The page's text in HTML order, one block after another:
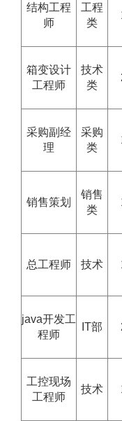
结构工程
师
工程
类
箱变设计
工程师
技术
类
采购副经
理
采购
类
销售策划
销售
类
总工程师 技术
java开发工
程师
IT部
工控现场
工程师
技术